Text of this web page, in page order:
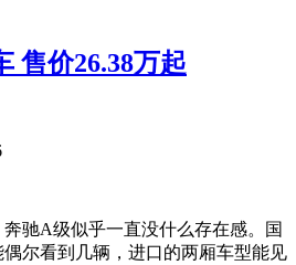
售价26.38万起
驰A级似乎一直没什么存在感。国
尔看到几辆，进口的两厢车型能见